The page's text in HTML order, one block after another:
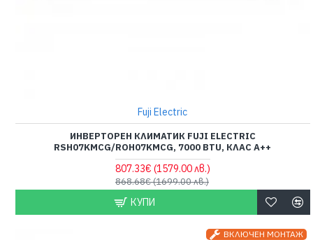
Fuji Electric
ИНВЕРТОРЕН КЛИМАТИК FUJI ELECTRIC
RSH07KMCG/ROH07KMCG, 7000 BTU, КЛАС A++
807.33€ (1579.00 лв.)
868.68€(1699.00 лв.)
КУПИ
ВКЛЮЧЕН МОНТАЖ